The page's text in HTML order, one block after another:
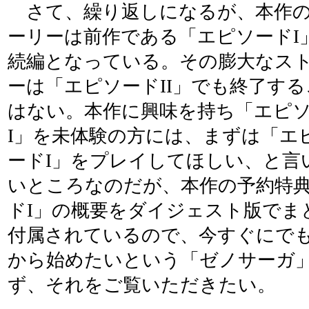
さて、繰り返しになるが、本作
ーリーは前作である「エピソードI
続編となっている。その膨大なス
ーは「エピソードII」でも終了す
はない。本作に興味を持ち「エピ
I」を未体験の方には、まずは「エ
ードI」をプレイしてほしい、と言
いところなのだが、本作の予約特
ドI」の概要をダイジェスト版で
付属されているので、今すぐにで
から始めたいという「ゼノサーガ
ず、それをご覧いただきたい。